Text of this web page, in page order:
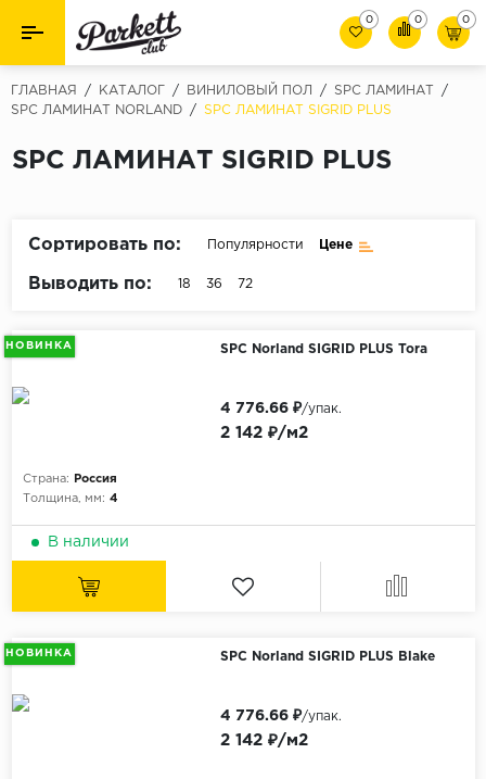
Назад Назад
32 класс
10мм
MY STEP
Инженерная доска
Подложка под паркет и ламинат
Фурнитура для плинтуса
0 0 0
ГЛАВНАЯ / КАТАЛОГ / ВИНИЛОВЫЙ ПОЛ / SPC ЛАМИНАТ
/
SPC ЛАМИНАТ NORLAND
/ SPC ЛАМИНАТ SIGRID PLUS
SPC ЛАМИНАТ SIGRID PLUS
Сортировать по: Популярности Цене
Выводить по: 18 36 72
НОВИНКА SPC Norland SIGRID PLUS Tora
Страна:
Россия
Толщина, мм: 4
2 142 ₽/м2
4 776.66 ₽/упак.
В наличии
НОВИНКА SPC Norland SIGRID PLUS Blake
2 142 ₽/м2
4 776.66 ₽/упак.